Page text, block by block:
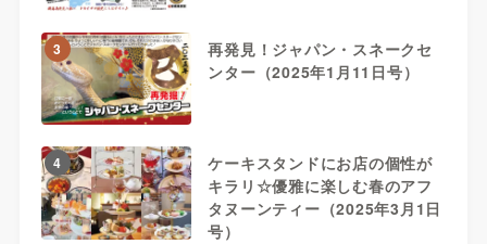
3
再発見！ジャパン・スネークセ
ンター（2025年1月11日号）
4
ケーキスタンドにお店の個性が
キラリ☆優雅に楽しむ春のアフ
タヌーンティー（2025年3月1日
号）